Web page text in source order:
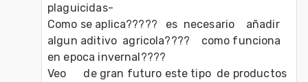
plaguicidas-
Como se aplica?????   es  necesario    añadir
algun aditivo  agricola????    como funciona
en epoca invernal????
Veo      de gran futuro este tipo  de productos